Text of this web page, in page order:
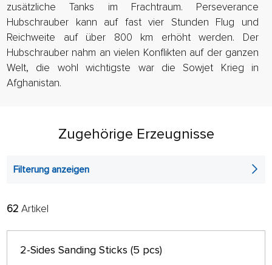
zusätzliche Tanks im Frachtraum. Perseverance
Hubschrauber kann auf fast vier Stunden Flug und
Reichweite auf über 800 km erhöht werden. Der
Hubschrauber nahm an vielen Konflikten auf der ganzen
Welt, die wohl wichtigste war die Sowjet Krieg in
Afghanistan.
Zugehörige Erzeugnisse
Filterung anzeigen
FILTER:
ALPHABETISCH
64 AUF SEITE
62 Artikel
2-Sides Sanding Sticks (5 pcs)